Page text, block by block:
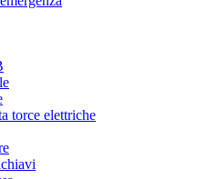
torce elettriche